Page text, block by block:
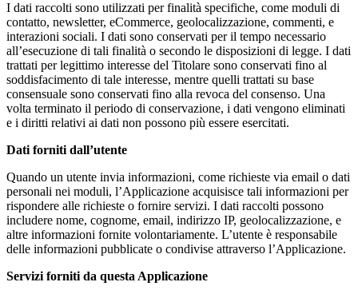
I dati raccolti sono utilizzati per finalità specifiche, come moduli di
contatto, newsletter, eCommerce, geolocalizzazione, commenti, e
interazioni sociali. I dati sono conservati per il tempo necessario
all’esecuzione di tali finalità o secondo le disposizioni di legge. I dati
trattati per legittimo interesse del Titolare sono conservati fino al
soddisfacimento di tale interesse, mentre quelli trattati su base
consensuale sono conservati fino alla revoca del consenso. Una
volta terminato il periodo di conservazione, i dati vengono eliminati
e i diritti relativi ai dati non possono più essere esercitati.
Dati forniti dall’utente
Quando un utente invia informazioni, come richieste via email o dati
personali nei moduli, l’Applicazione acquisisce tali informazioni per
rispondere alle richieste o fornire servizi. I dati raccolti possono
includere nome, cognome, email, indirizzo IP, geolocalizzazione, e
altre informazioni fornite volontariamente. L’utente è responsabile
delle informazioni pubblicate o condivise attraverso l’Applicazione.
Servizi forniti da questa Applicazione